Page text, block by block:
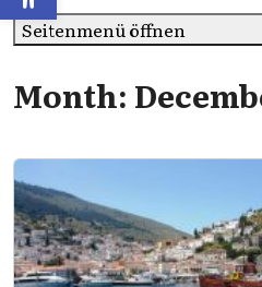
Month:
Seitenmenü öffnen